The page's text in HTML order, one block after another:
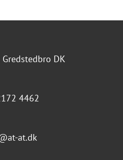
DK
4462
at.dk